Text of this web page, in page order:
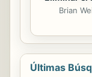
Brian
Últimas